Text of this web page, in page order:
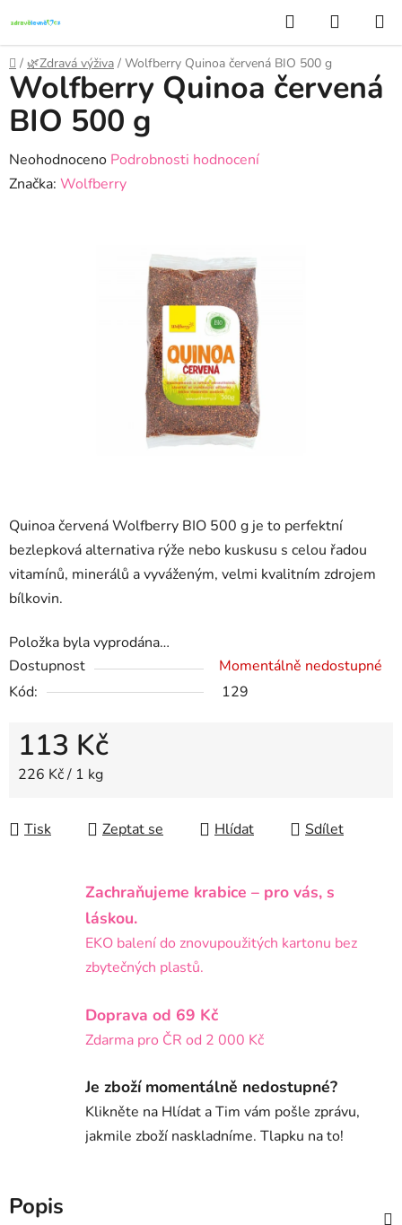
na
obsah
Hledat
KOŠÍK
Domů
/ 🌿Zdravá výživa / Wolfberry Quinoa červená BIO 500 g
Quinoa červená Wolfberry BIO 500 g je to perfektní
bezlepková alternativa rýže nebo kuskusu s celou řadou
vitamínů, minerálů a vyváženým, velmi kvalitním zdrojem
bílkovin.
Položka byla vyprodána…
Dostupnost
Momentálně nedostupné
Kód:
129
113 Kč
Měrná cena:
226 Kč / 1 kg
Tisk Zeptat se Hlídat Sdílet
Wolfberry Quinoa červená
BIO 500 g
Průměrné
hodnocení
Neohodnoceno Podrobnosti hodnocení
Značka: Wolfberry
Zachraňujeme krabice – pro vás, s
láskou.
EKO balení do znovupoužitých kartonu bez
zbytečných plastů.
Doprava od 69 Kč
Zdarma pro ČR od 2 000 Kč
Je zboží momentálně nedostupné?
Klikněte na Hlídat a Tim vám pošle zprávu,
jakmile zboží naskladníme. Tlapku na to!
Popis